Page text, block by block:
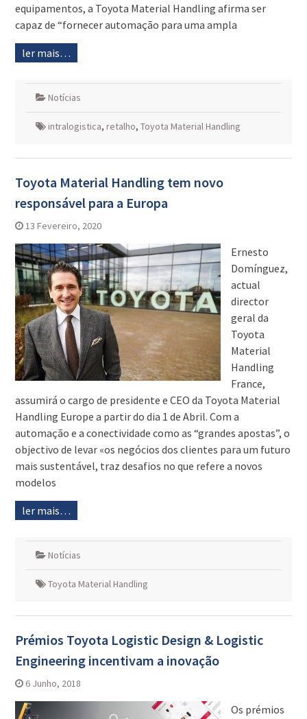
equipamentos, a Toyota Material Handling afirma ser
capaz de “fornecer automação para uma ampla
ler mais…
Notícias
intralogistica, retalho, Toyota Material Handling
Toyota Material Handling tem novo
responsável para a Europa
13 Fevereiro, 2020
Ernesto
Domínguez,
actual
director
geral da
Toyota
Material
Handling
France,
assumirá o cargo de presidente e CEO da Toyota Material
Handling Europe a partir do dia 1 de Abril. Com a
automação e a conectividade como as “grandes apostas”, o
objectivo de levar «os negócios dos clientes para um futuro
mais sustentável, traz desafios no que refere a novos
modelos
ler mais…
Notícias
Toyota Material Handling
Prémios Toyota Logistic Design & Logistic
Engineering incentivam a inovação
6 Junho, 2018
Os prémios